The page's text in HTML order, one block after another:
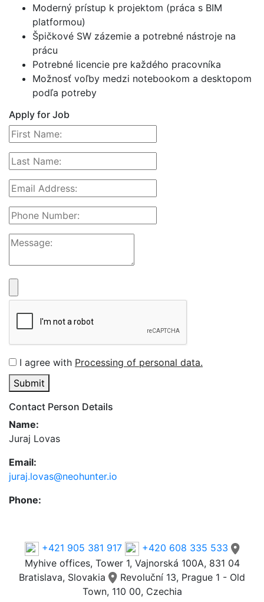
Moderný prístup k projektom (práca s BIM
platformou)
Špičkové SW zázemie a potrebné nástroje na
prácu
Potrebné licencie pre každého pracovníka
Možnosť voľby medzi notebookom a desktopom
podľa potreby
Apply for Job
I agree with Processing of personal data.
Submit
Contact Person Details
Name:
Juraj Lovas
Email:
juraj.lovas@neohunter.io
Phone:
+421 905 381 917
+420 608 335 533
Myhive offices, Tower 1, Vajnorská 100A, 831 04
Bratislava, Slovakia
Revoluční 13, Prague 1 - Old
Town, 110 00, Czechia